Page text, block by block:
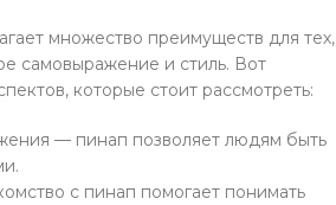
множество преимуществ для тех,
самовыражение и стиль. Вот
которые стоит рассмотреть:
— пинап позволяет людям быть
с пинап помогает понимать